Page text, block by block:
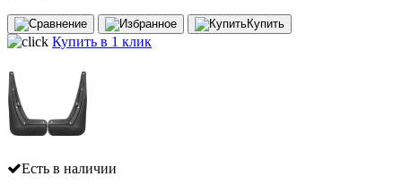
Купить
Купить в 1 клик
Есть в наличии